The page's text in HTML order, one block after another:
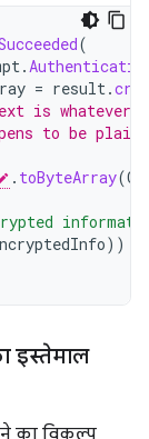
(
.
= result.
is whatever
to be
. toByteArray(
))
इस्तेमाल